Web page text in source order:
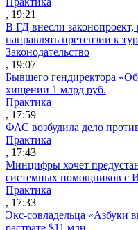
, 19:21
В ГД внесли
направлять претензии к
Законодательство
, 19:07
Бывшего гендиректора
хищении 1 млрд руб.
Практика
, 17:59
ФАС возбудила дело
Практика
, 17:43
Минцифры хочет
системных помощников с
Практика
, 17:33
Экс-совладельца «Азбуки
растрате $11 млн